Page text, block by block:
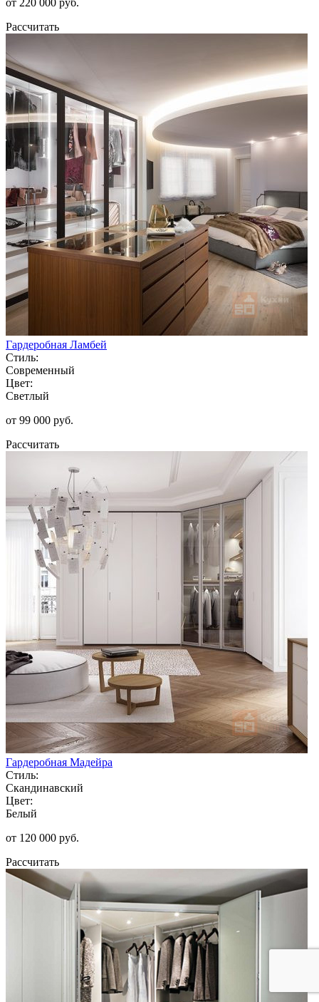
Рассчитать
Гардеробная Ламбей
Стиль:
Современный
Цвет:
Светлый
от 99 000 руб.
Рассчитать
Гардеробная Мадейра
Стиль:
Скандинавский
Цвет:
Белый
от 120 000 руб.
Рассчитать